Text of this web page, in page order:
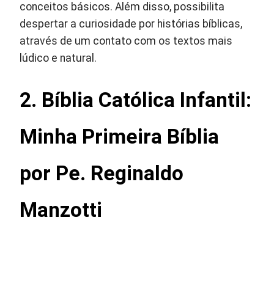
conceitos básicos. Além disso, possibilita
despertar a curiosidade por histórias bíblicas,
através de um contato com os textos mais
lúdico e natural.
2. Bíblia Católica Infantil:
Minha Primeira Bíblia
por Pe. Reginaldo
Manzotti